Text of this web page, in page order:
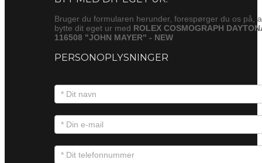
Bruger du formularen herunder, forespørger du os på,
bytte dit eget ur med ROLEX COSMOGRAPH
116508 "JOHN MAYER" - NEW
PERSONOPLYSNINGER